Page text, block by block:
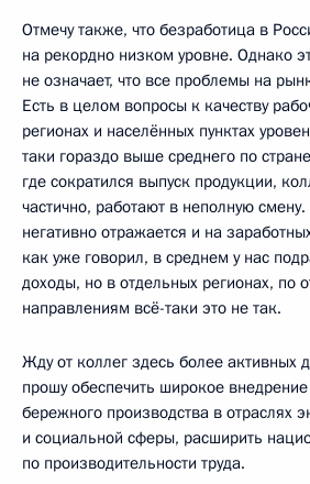
Отмечу также, что безработица в
на рекордно низком уровне. Однако
не означает, что все проблемы на
Есть в целом вопросы к качеству
регионах и населённых пунктах
таки гораздо выше среднего по
где сократился выпуск продукции,
частично, работают в неполную
негативно отражается и на
как уже говорил, в среднем у нас
доходы, но в отдельных регионах, по
направлениям всё-таки это не так.
Жду от коллег здесь более активных
прошу обеспечить широкое
бережного производства в отраслях
и социальной сферы, расширить
по производительности труда.